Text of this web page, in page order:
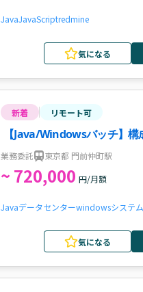
JavaJavaScriptredmine
気になる
新着 リモート可
【Java/Windowsバッチ】
の更改支援案件・求人
業務委託 東京都 門前仲町駅
~ 720,000 円/月額
Javaデータセンターwindowsシステ
気になる